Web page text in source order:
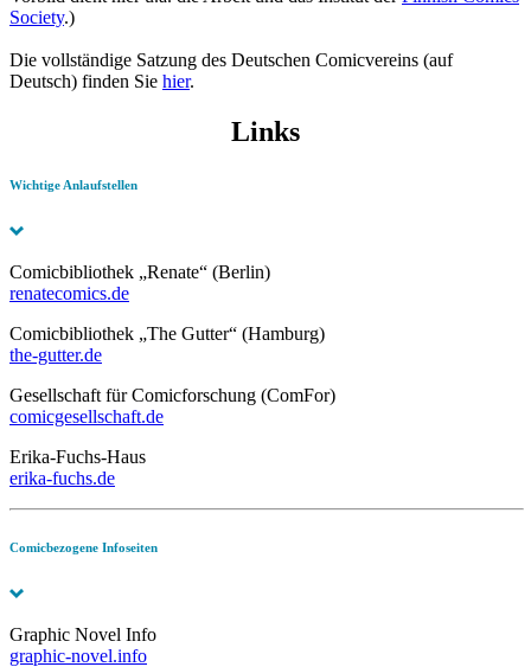
Society.)
Die vollständige Satzung des Deutschen Comicvereins (auf
Deutsch) finden Sie hier.
Links
Wichtige Anlaufstellen
Comicbibliothek „Renate“ (Berlin)
renatecomics.de
Comicbibliothek „The Gutter“ (Hamburg)
the-gutter.de
Gesellschaft für Comicforschung (ComFor)
comicgesellschaft.de
Erika-Fuchs-Haus
erika-fuchs.de
Comicbezogene Infoseiten
Graphic Novel Info
graphic-novel.info